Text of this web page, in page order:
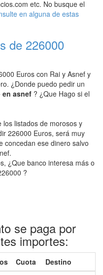
etc. No busque el
en alguna de estas
de 226000
Euros con Rai y Asnef y
¿Donde puedo pedir un
en asnef ? ¿Que Hago si el
listados de morosos y
226000 Euros, será muy
concedan ese dinero salvo
¿Que banco interesa más o
?
se paga por
importes:
Cuota
Destino